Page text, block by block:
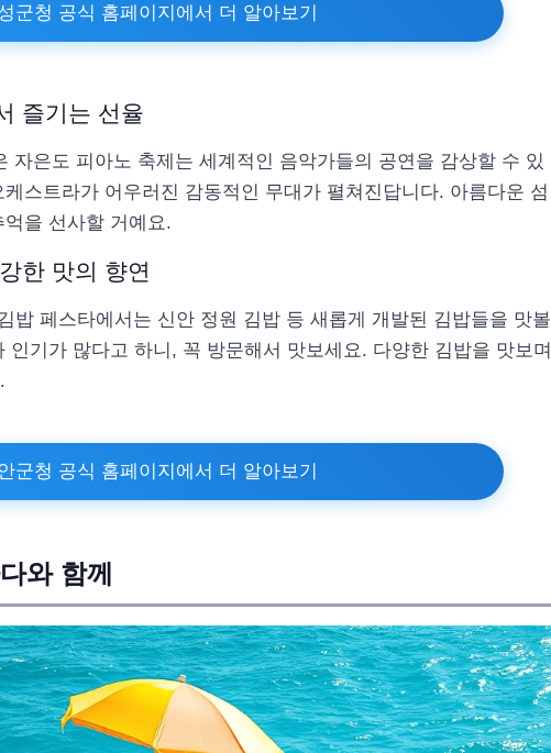
군청 공식 홈페이지에서 더 알아보기
즐기는 선율
자은도 피아노 축제는 세계적인 음악가들의 공연을 감상할 수 있
스트라가 어우러진 감동적인 무대가 펼쳐진답니다. 아름다운 섬
을 선사할 거예요.
한 맛의 향연
밥 페스타에서는 신안 정원 김밥 등 새롭게 개발된 김밥들을 맛볼
인기가 많다고 하니, 꼭 방문해서 맛보세요. 다양한 김밥을 맛보며
군청 공식 홈페이지에서 더 알아보기
와 함께